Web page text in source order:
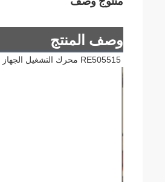
وصف المنتج
RE505515 محرك التشغيل الجهاز الجهاز الجهاز الجهاز